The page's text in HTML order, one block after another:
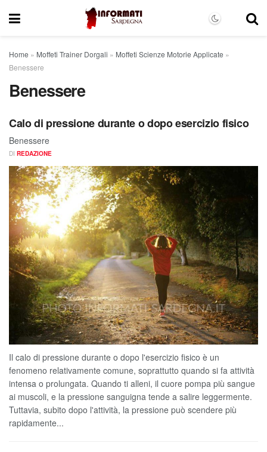
Home » Moffeti Trainer Dorgali » Moffeti Scienze Motorie Applicate »
Benessere
Benessere
Calo di pressione durante o dopo esercizio fisico
Benessere
DI REDAZIONE
Il calo di pressione durante o dopo l'esercizio fisico è un
fenomeno relativamente comune, soprattutto quando si fa attività
intensa o prolungata. Quando ti alleni, il cuore pompa più sangue
ai muscoli, e la pressione sanguigna tende a salire leggermente.
Tuttavia, subito dopo l'attività, la pressione può scendere più
rapidamente...